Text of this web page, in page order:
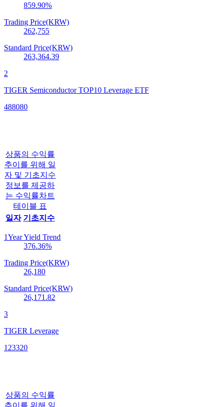
859.90%
Trading Price(KRW)
262,755
Standard Price(KRW)
263,364.39
2
TIGER Semiconductor TOP10 Leverage ETF
488080
상품의 수익률
추이를 위해 일
자 및 기초지수
정보를 제공하
는 수익률차트
테이블 표
일자 기초지수
1Year Yield Trend
376.36%
Trading Price(KRW)
26,180
Standard Price(KRW)
26,171.82
3
TIGER Leverage
123320
상품의 수익률
추이를 위해 일